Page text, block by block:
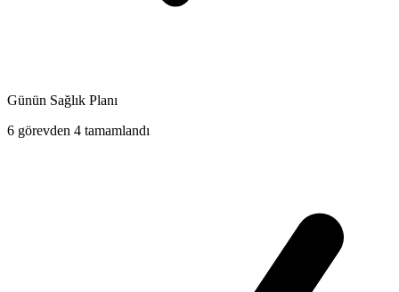
Günün Sağlık Planı
6 görevden 4 tamamlandı